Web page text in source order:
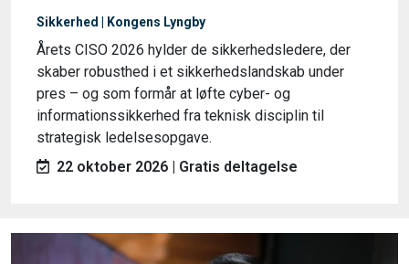
Sikkerhed | Kongens Lyngby
Årets CISO 2026 hylder de sikkerhedsledere, der
skaber robusthed i et sikkerhedslandskab under
pres – og som formår at løfte cyber- og
informationssikkerhed fra teknisk disciplin til
strategisk ledelsesopgave.
22 oktober 2026 | Gratis deltagelse